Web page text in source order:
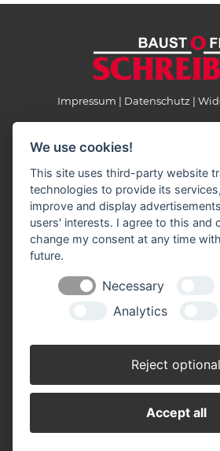
Impressum Datenschutz
Heinrich Schreiber
Hämelstraße 2-4, 32425
Telefon: 05 71 / 9 75 93
Telefax: 05 71 / 9 75 93 -
E-Mail:info(at)schreiber-
Öffnungszeiten
Montag - Freitag: 07.30 -
Samstag: 07.30 -
We use cookies!
This site uses third-party website
technologies to provide its
improve and display
users' interests. I agree to this and
change my consent at any time
future.
Necessary
Analytics
Reject optional
Accept all